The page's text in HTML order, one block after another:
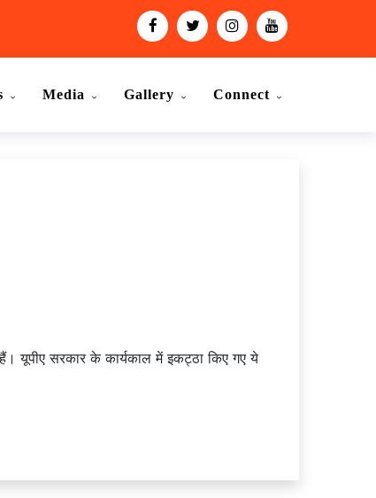
Media Gallery Connect
यूपीए सरकार के कार्यकाल में इकट्ठा किए गए ये